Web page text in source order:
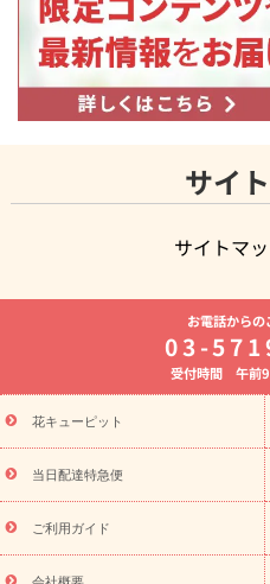
サイ
サイトマ
よく贈られる花
お祝いの
8月の誕生花(トルコキキョウ)
お供え・お悔やみ
通夜・葬儀
ーブドフラワー
季節のイベン
特集
お盆 花（新盆・初盆）
盆・初盆）
お盆 花（新盆・初
フト
お盆・お供え プリザーブ
レゼント特集
夏の花贈り・お
敬老の日におくる花ギフト・
花ギフト・プレゼント特集
敬
老の日 花鉢植えのギフト・プレ
お電話からの
03-
受付時間 午前
花キューピット
当日配達特急便
ご利用ガイド
会社概要